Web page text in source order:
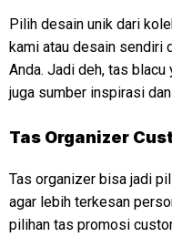
Pilih desain unik dari
kami atau desain sendiri
Anda. Jadi deh, tas
juga sumber inspirasi
Tas Organizer
Tas organizer bisa jadi
agar lebih terkesan
pilihan tas promosi